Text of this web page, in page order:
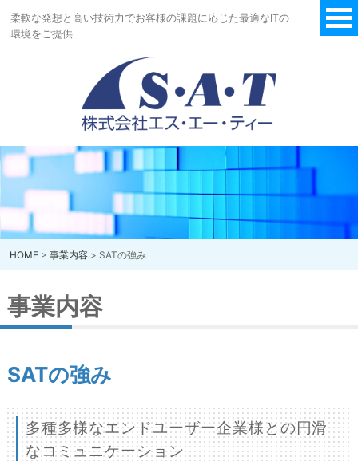
柔軟な発想と高い技術力でお客様の課題に応じた最適なITの
環境をご提供
HOME> 事業内容> SATの強み
事業内容
SATの強み
多種多様なエンドユーザー企業様との円滑
なコミュニケーション